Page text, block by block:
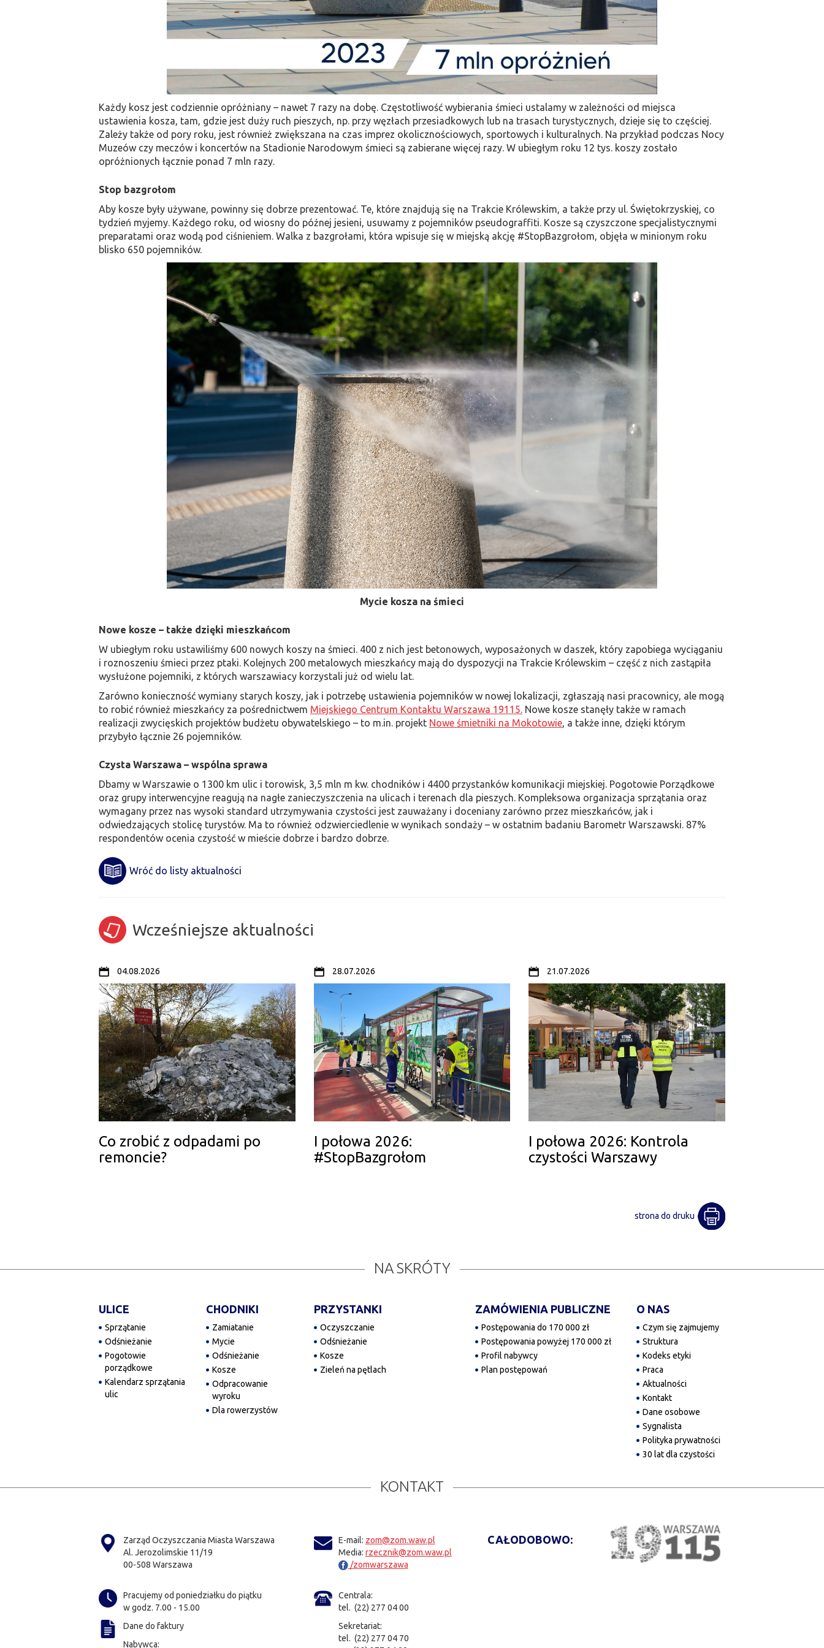
Każdy kosz jest codziennie opróżniany – nawet 7 razy na dobę. Częstotliwość wybierania śmieci ustalamy w zależności od miejsca
ustawienia kosza, tam, gdzie jest duży ruch pieszych, np. przy węzłach przesiadkowych lub na trasach turystycznych, dzieje się to częściej.
Zależy także od pory roku, jest również zwiększana na czas imprez okolicznościowych, sportowych i kulturalnych. Na przykład podczas Nocy
Muzeów czy meczów i koncertów na Stadionie Narodowym śmieci są zabierane więcej razy. W ubiegłym roku 12 tys. koszy zostało
opróżnionych łącznie ponad 7 mln razy.
Stop bazgrołom
Aby kosze były używane, powinny się dobrze prezentować. Te, które znajdują się na Trakcie Królewskim, a także przy ul. Świętokrzyskiej, co
tydzień myjemy. Każdego roku, od wiosny do późnej jesieni, usuwamy z pojemników pseudograffiti. Kosze są czyszczone specjalistycznymi
preparatami oraz wodą pod ciśnieniem. Walka z bazgrołami, która wpisuje się w miejską akcję #StopBazgrołom, objęła w minionym roku
blisko 650 pojemników.
Mycie kosza na śmieci
Nowe kosze – także dzięki mieszkańcom
W ubiegłym roku ustawiliśmy 600 nowych koszy na śmieci. 400 z nich jest betonowych, wyposażonych w daszek, który zapobiega wyciąganiu
i roznoszeniu śmieci przez ptaki. Kolejnych 200 metalowych mieszkańcy mają do dyspozycji na Trakcie Królewskim – część z nich zastąpiła
wysłużone pojemniki, z których warszawiacy korzystali już od wielu lat.
Zarówno konieczność wymiany starych koszy, jak i potrzebę ustawienia pojemników w nowej lokalizacji, zgłaszają nasi pracownicy, ale mogą
to robić również mieszkańcy za pośrednictwem Miejskiego Centrum Kontaktu Warszawa 19115. Nowe kosze stanęły także w ramach
realizacji zwycięskich projektów budżetu obywatelskiego – to m.in. projekt Nowe śmietniki na Mokotowie, a także inne, dzięki którym
przybyło łącznie 26 pojemników.
Czysta Warszawa – wspólna sprawa
Dbamy w Warszawie o 1300 km ulic i torowisk, 3,5 mln m kw. chodników i 4400 przystanków komunikacji miejskiej. Pogotowie Porządkowe
oraz grupy interwencyjne reagują na nagłe zanieczyszczenia na ulicach i terenach dla pieszych. Kompleksowa organizacja sprzątania oraz
wymagany przez nas wysoki standard utrzymywania czystości jest zauważany i doceniany zarówno przez mieszkańców, jak i
odwiedzających stolicę turystów. Ma to również odzwierciedlenie w wynikach sondaży – w ostatnim badaniu Barometr Warszawski. 87%
respondentów ocenia czystość w mieście dobrze i bardzo dobrze.
Wróć do listy aktualności
Wcześniejsze aktualności
04.08.2026
Co zrobić z odpadami po
remoncie?
28.07.2026
I połowa 2026:
#StopBazgrołom
21.07.2026
I połowa 2026: Kontrola
czystości Warszawy
strona do druku
NA SKRÓTY
ULICE
Sprzątanie
Odśnieżanie
Pogotowie
porządkowe
Kalendarz sprzątania
ulic
CHODNIKI
Zamiatanie
Mycie
Odśnieżanie
Kosze
Odpracowanie
wyroku
Dla rowerzystów
PRZYSTANKI
Oczyszczanie
Odśnieżanie
Kosze
Zieleń na pętlach
ZAMÓWIENIA PUBLICZNE
Postępowania do 170 000 zł
Postępowania powyżej 170 000 zł
Profil nabywcy
Plan postępowań
O NAS
Czym się zajmujemy
Struktura
Kodeks etyki
Praca
Aktualności
Kontakt
Dane osobowe
Sygnalista
Polityka prywatności
30 lat dla czystości
KONTAKT
Zarząd Oczyszczania Miasta Warszawa
Al. Jerozolimskie 11/19
00-508 Warszawa
Pracujemy od poniedziałku do piątku
w godz. 7.00 - 15.00
Dane do faktury
Nabywca:
E-mail: zom@zom.waw.pl
Media: rzecznik@zom.waw.pl
/zomwarszawa
Centrala:
tel. (22) 277 04 00
Sekretariat:
tel. (22) 277 04 70
CAŁODOBOWO: